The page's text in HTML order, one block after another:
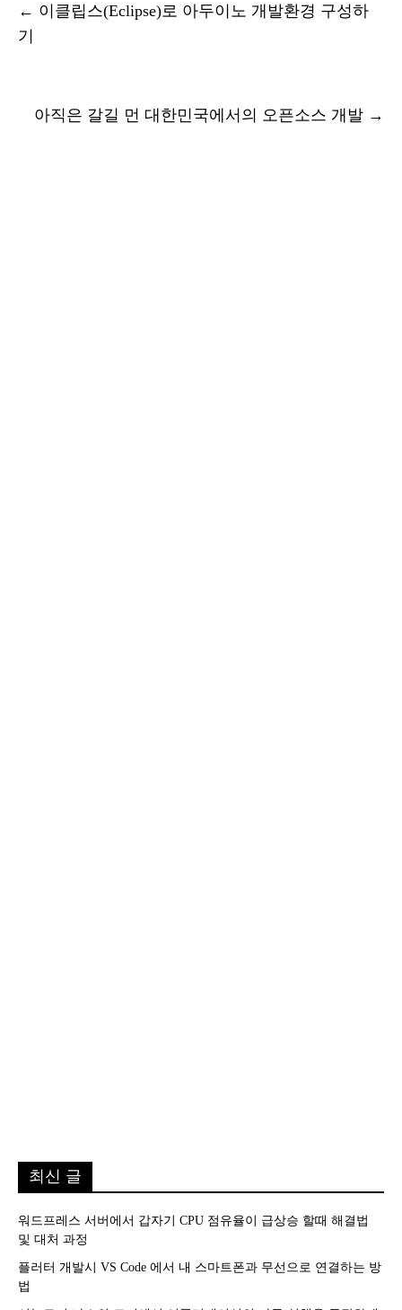
← 이클립스(Eclipse)로 아두이노 개발환경 구성하
기
아직은 갈길 먼 대한민국에서의 오픈소스 개발 →
최신 글
워드프레스 서버에서 갑자기 CPU 점유율이 급상승 할때 해결법
및 대처 과정
플러터 개발시 VS Code 에서 내 스마트폰과 무선으로 연결하는 방
법